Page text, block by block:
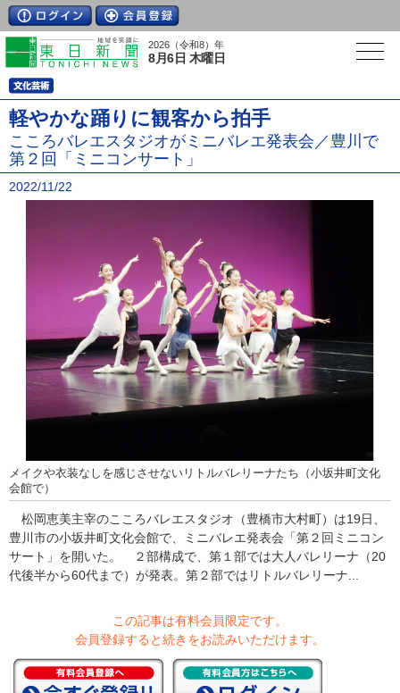
2026（令和8）年
8月6日 木曜日
軽やかな踊りに観客から拍手
こころバレエスタジオがミニバレエ発表会／豊川で
第２回「ミニコンサート」
2022/11/22
メイクや衣装なしを感じさせないリトルバレリーナたち（小坂井町文化
会館で）
松岡恵美主宰のこころバレエスタジオ（豊橋市大村町）は19日、
豊川市の小坂井町文化会館で、ミニバレエ発表会「第２回ミニコン
サート」を開いた。 ２部構成で、第１部では大人バレリーナ（20
代後半から60代まで）が発表。第２部ではリトルバレリーナ...
この記事は有料会員限定です。
会員登録すると続きをお読みいただけます。